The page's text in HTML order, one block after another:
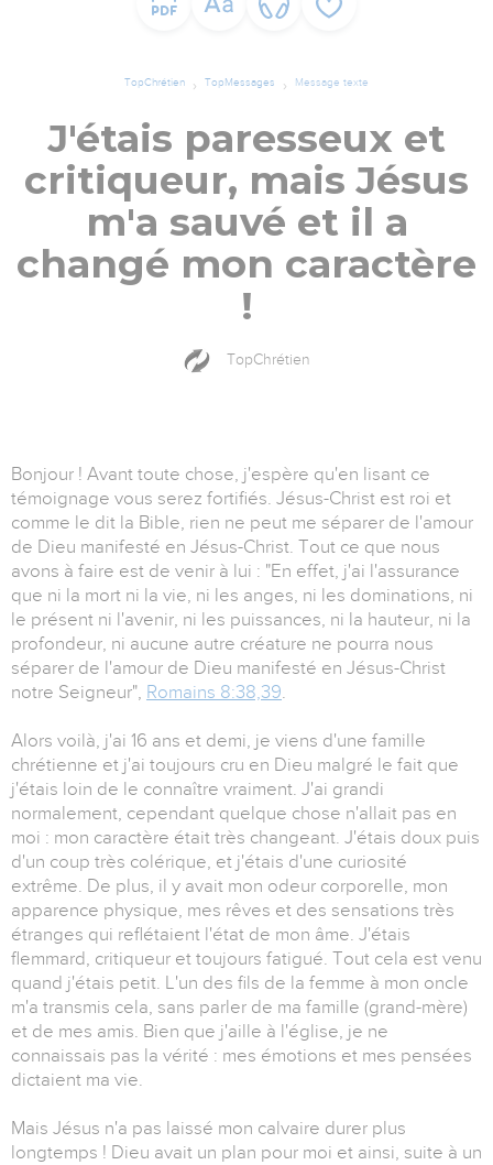
TopChrétien TopMessages Message texte
J'étais paresseux et
critiqueur, mais Jésus
m'a sauvé et il a
changé mon caractère
!
TopChrétien
Bonjour ! Avant toute chose, j'espère qu'en lisant ce
témoignage vous serez fortifiés. Jésus-Christ est roi et
comme le dit la Bible, rien ne peut me séparer de l'amour
de Dieu manifesté en Jésus-Christ. Tout ce que nous
avons à faire est de venir à lui : "En effet, j'ai l'assurance
que ni la mort ni la vie, ni les anges, ni les dominations, ni
le présent ni l'avenir, ni les puissances, ni la hauteur, ni la
profondeur, ni aucune autre créature ne pourra nous
séparer de l'amour de Dieu manifesté en Jésus-Christ
notre Seigneur", Romains 8:38,39.
Alors voilà, j'ai 16 ans et demi, je viens d'une famille
chrétienne et j'ai toujours cru en Dieu malgré le fait que
j'étais loin de le connaître vraiment. J'ai grandi
normalement, cependant quelque chose n'allait pas en
moi : mon caractère était très changeant. J'étais doux puis
d'un coup très colérique, et j'étais d'une curiosité
extrême. De plus, il y avait mon odeur corporelle, mon
apparence physique, mes rêves et des sensations très
étranges qui reflétaient l'état de mon âme. J'étais
flemmard, critiqueur et toujours fatigué. Tout cela est venu
quand j'étais petit. L'un des fils de la femme à mon oncle
m'a transmis cela, sans parler de ma famille (grand-mère)
et de mes amis. Bien que j'aille à l'église, je ne
connaissais pas la vérité : mes émotions et mes pensées
dictaient ma vie.
Mais Jésus n'a pas laissé mon calvaire durer plus
longtemps ! Dieu avait un plan pour moi et ainsi, suite à un